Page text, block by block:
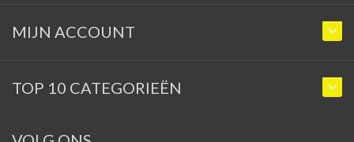
MIJN ACCOUNT
TOP 10 CATEGORIEËN